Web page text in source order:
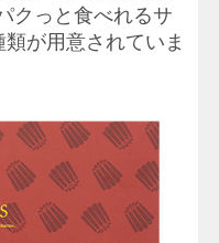
クっと食べれるサ
が用意されていま